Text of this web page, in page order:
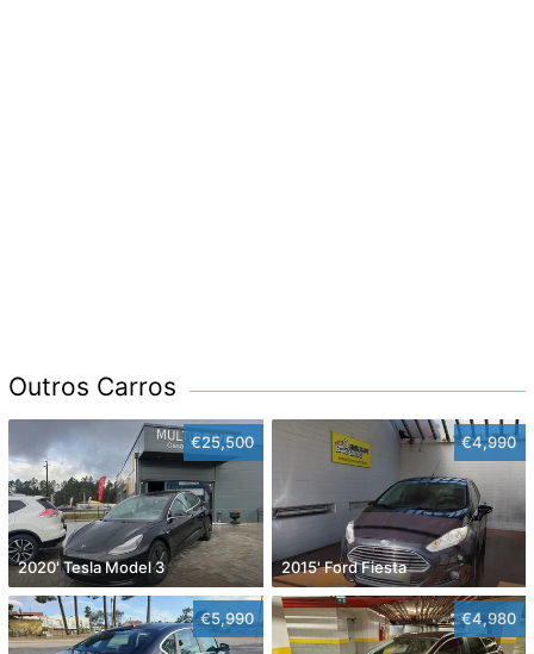
Outros Carros
€25,500
2020' Tesla Model 3
€4,990
2015' Ford Fiesta
€5,990 €4,980